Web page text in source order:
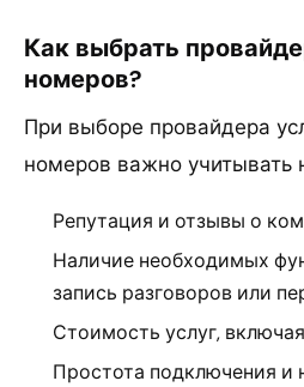
Как выбрать
номеров?
При выборе провайдера
номеров важно учитывать
Репутация и отзывы о
Наличие необходимых
запись разговоров или
Стоимость услуг,
Простота подключения и